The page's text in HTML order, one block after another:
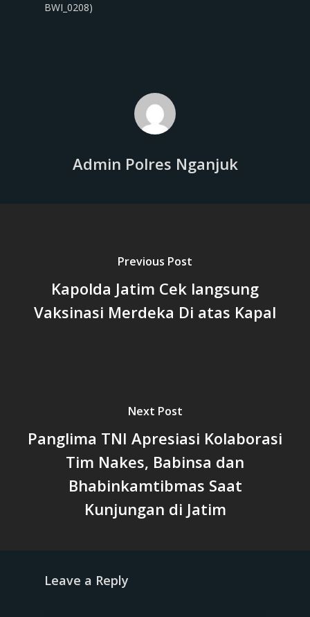
BWI_0208)
Admin Polres Nganjuk
Previous Post
Kapolda Jatim Cek langsung
Vaksinasi Merdeka Di atas Kapal
Next Post
Panglima TNI Apresiasi Kolaborasi
Tim Nakes, Babinsa dan
Bhabinkamtibmas Saat
Kunjungan di Jatim
Leave a Reply